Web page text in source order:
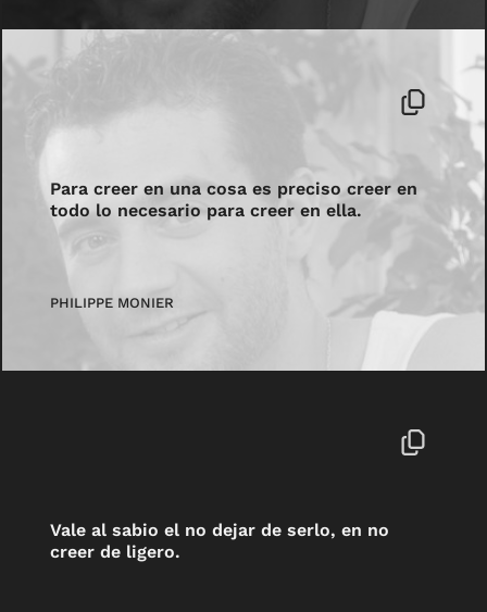
Para creer en una cosa es preciso creer en
todo lo necesario para creer en ella.
PHILIPPE MONIER
Vale al sabio el no dejar de serlo, en no
creer de ligero.